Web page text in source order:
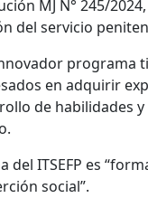
MJ N° 245/
del servicio
programa
en adquirir
de habilidades
del ITSEFP es
social”.